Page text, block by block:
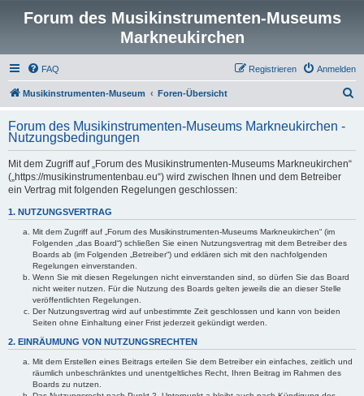
Forum des Musikinstrumenten-Museums
Markneukirchen
FAQ Anmelden
Registrieren
Musikinstrumenten-Museum Foren-Übersicht
h
Forum des Musikinstrumenten-Museums Markneukirchen -
Nutzungsbedingungen
Mit dem Zugriff auf „Forum des Musikinstrumenten-Museums Markneukirchen“
(„https://musikinstrumentenbau.eu“) wird zwischen Ihnen und dem Betreiber
ein Vertrag mit folgenden Regelungen geschlossen:
1. NUTZUNGSVERTRAG
Mit dem Zugriff auf „Forum des Musikinstrumenten-Museums Markneukirchen“ (im
Folgenden „das Board“) schließen Sie einen Nutzungsvertrag mit dem Betreiber des
Boards ab (im Folgenden „Betreiber“) und erklären sich mit den nachfolgenden
Regelungen einverstanden.
Wenn Sie mit diesen Regelungen nicht einverstanden sind, so dürfen Sie das Board
nicht weiter nutzen. Für die Nutzung des Boards gelten jeweils die an dieser Stelle
veröffentlichten Regelungen.
Der Nutzungsvertrag wird auf unbestimmte Zeit geschlossen und kann von beiden
Seiten ohne Einhaltung einer Frist jederzeit gekündigt werden.
2. EINRÄUMUNG VON NUTZUNGSRECHTEN
Mit dem Erstellen eines Beitrags erteilen Sie dem Betreiber ein einfaches, zeitlich und
räumlich unbeschränktes und unentgeltliches Recht, Ihren Beitrag im Rahmen des
Boards zu nutzen.